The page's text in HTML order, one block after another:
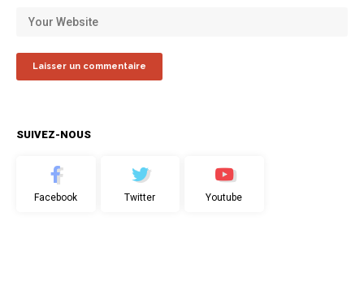
SUIVEZ-NOUS
Facebook Twitter Youtube